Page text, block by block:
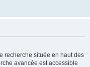
recherche située en haut des
avancée est accessible